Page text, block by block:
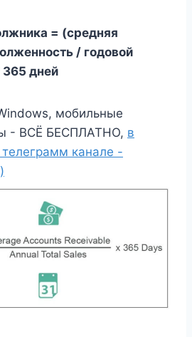
= (средняя
/ годовой
дней
мобильные
- ВСЁ БЕСПЛАТНО, в
канале -